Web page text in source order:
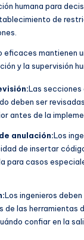
humana para
de
eficaces mantienen
y la supervisión
Las
deben ser
antes de la
anulación:Los
de insertar
para casos
Los ingenieros
de las herramientas
confiar en la